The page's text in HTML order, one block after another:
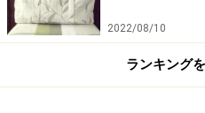
2022/08/10
ランキング